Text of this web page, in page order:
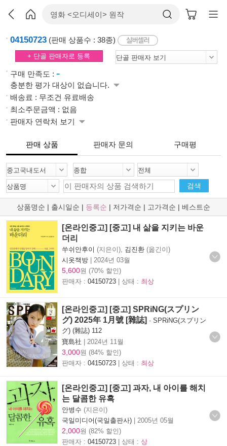
04150723 (판매 상품수 : 38종)
+ 단골 판매자로 등록
구매 만족도 : -
충분한 평가 대상이 없습니다.
배송료 : 무조건 유료배송
최소주문금액 : 없음
판매자 연락처 보기
판매 상품 판매자 문의 구매평
검색
상품명순 | 출시일순 | 등록순 | 저가격순 | 고가격순 | 베스트순
[온라인중고] [중고] 내 삶을 지키는 바운
더리
쑤쉬안후이 (지은이), 김진환 (옮긴이)
시옷책방 | 2024년 03월
5,600원 (70% 할인)
판매자 : 04150723 | 상태 : 최상
[온라인중고] [중고] SPRiNG(スプリン
グ) 2025年 1月號 [雜誌] - SPRiNG(スプリン
グ) (雜誌) 112
寶島社 | 2024년 11월
3,000원 (84% 할인)
판매자 : 04150723 | 상태 : 최상
[온라인중고] [중고] 과자, 내 아이를 해치
는 달콤한 유혹
안병수 (지은이)
국일미디어(국일출판사) | 2005년 05월
2,000원 (82% 할인)
판매자 : 04150723 | 상태 : 상